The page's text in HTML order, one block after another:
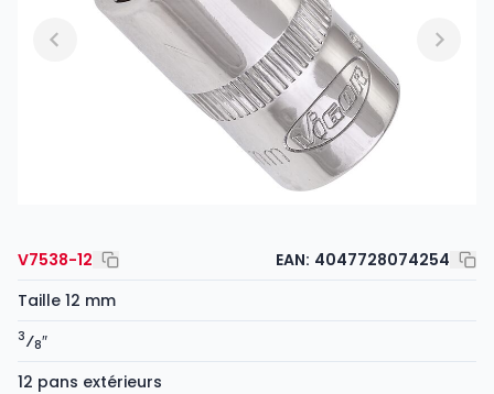
V7538-12 EAN: 4047728074254
Taille 12 mm
3⁄8″
12 pans extérieurs